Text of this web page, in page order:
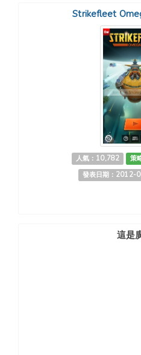
Strikefleet
人氣：10,782 策
發表日期：2012-
這是